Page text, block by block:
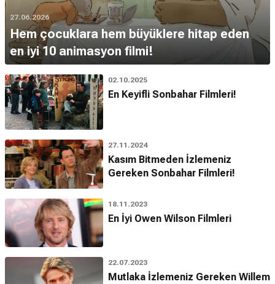
27.06.2026
Hem çocuklara hem büyüklere hitap eden
en iyi 10 animasyon filmi!
02.10.2025
En Keyifli Sonbahar Filmleri!
27.11.2024
Kasım Bitmeden İzlemeniz
Gereken Sonbahar Filmleri!
18.11.2023
En İyi Owen Wilson Filmleri
22.07.2023
Mutlaka İzlemeniz Gereken Willem